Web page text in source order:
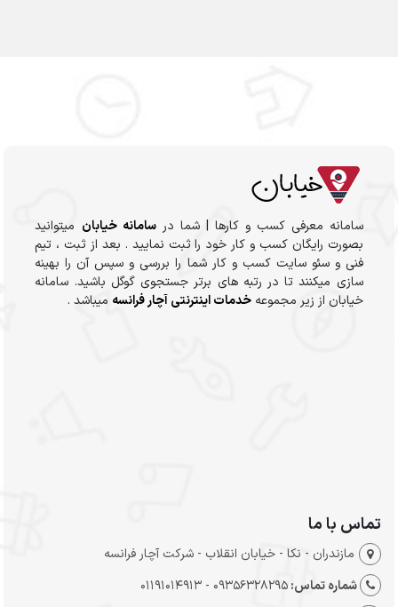
سامانه معرفی کسب و کارها | شما درسامانه خیابان میتوانید
بصورت رایگان کسب و کار خود را ثبت نمایید . بعد از ثبت ، تیم
فنی و سئو سایت کسب و کار شما را بررسی و سپس آن را بهینه
سازی میکنند تا در رتبه های برتر جستجوی گوگل باشید. سامانه
خیابان از زیر مجموعهخدمات اینترنتی آچار فرانسه میباشد .
تماس با ما
مازندران - نکا - خیابان انقلاب - شرکت آچار فرانسه
شماره تماس:09356328295 - 01191014913